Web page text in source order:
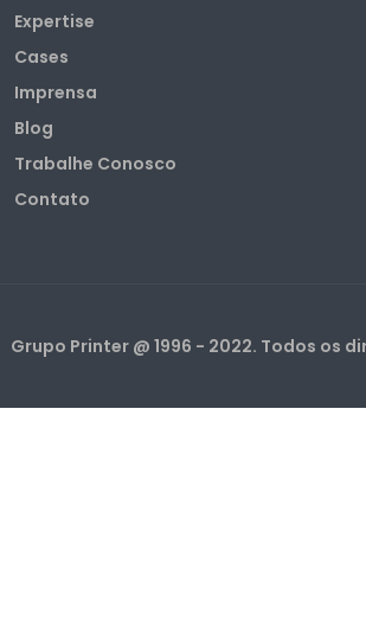
Expertise
Cases
Imprensa
Blog
Trabalhe Conosco
Contato
Grupo Printer @ 1996 - 2022. Todos os